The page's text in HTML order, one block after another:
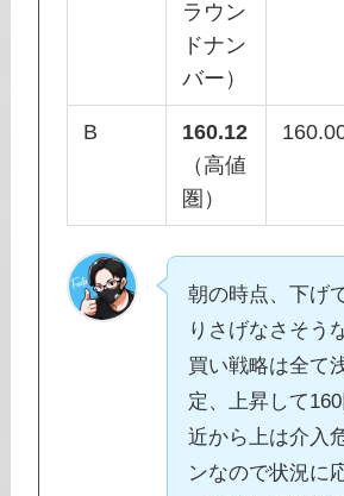
ラウン
ドナン
バー）
B
160.12
（高値
圏）
朝の時点、下げ
りさげなさそう
買い戦略は全て
定、上昇して
近から上は介入
ンなので状況に